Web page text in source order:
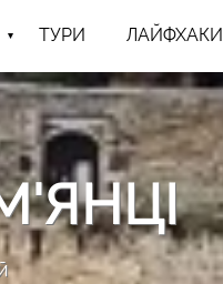
ТУРИ ЛАЙФХАКИ